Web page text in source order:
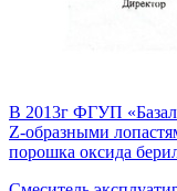
В 2013г ФГУП
Z-образными
порошка оксида